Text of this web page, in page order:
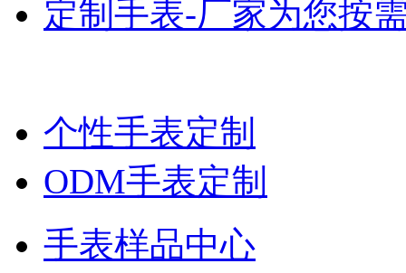
定制手表-厂家为您按
个性手表定制
ODM手表定制
手表样品中心